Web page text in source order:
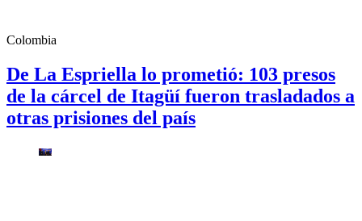
Colombia
De La Espriella lo prometió: 103 presos
de la cárcel de Itagüí fueron trasladados a
otras prisiones del país